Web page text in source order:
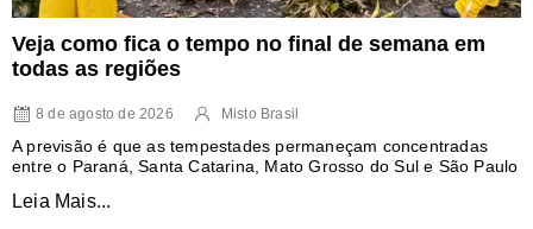
Veja como fica o tempo no final de semana em
todas as regiões
8 de agosto de 2026 Misto Brasil
A previsão é que as tempestades permaneçam concentradas
entre o Paraná, Santa Catarina, Mato Grosso do Sul e São Paulo
Leia Mais...